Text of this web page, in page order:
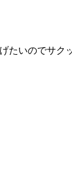
たいのでサク